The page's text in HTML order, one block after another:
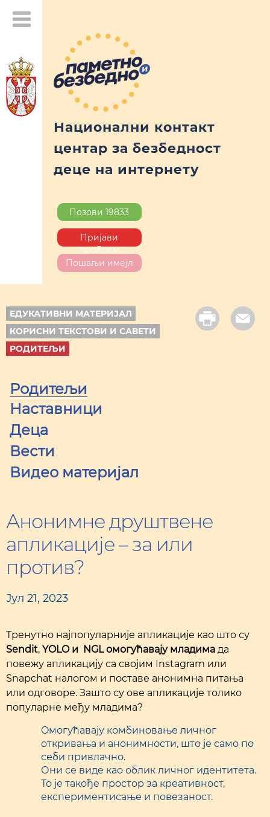
Национални контакт
центар за безбедност
деце на интернету
Позови 19833
Пријави
проблем
Пошаљи имејл
ЕДУКАТИВНИ МАТЕРИЈАЛ
КОРИСНИ ТЕКСТОВИ И САВЕТИ
РОДИТЕЉИ
Родитељи
Наставници
Деца
Вести
Видео материјал
Анонимне друштвене
апликације – за или
против?
Јул 21, 2023
Тренутно најпопуларније апликације као што су
Sendit, YOLO и NGL омогућавају младима да
повежу апликацију са својим Instagram или
Snapchat налогом и поставе анонимна питања
или одговоре. Зашто су ове апликације толико
популарне међу младима?
Oмогућавају комбиновање личног
откривања и анонимности, што је само по
себи привлачно.
Они се виде као облик личног идентитета.
То је такође простор за креативност,
експериментисање и повезаност.